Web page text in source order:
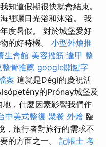
知道假期很快就會結束。
裡曬日光浴和沐浴。 我
度暑假。 對於城堡愛好
的好時機。 小型外燴推
生會館 美容撥筋 逢甲 整
整骨推薦 google關鍵字
案 這就是Dégi的慶祝活
的Prónay城堡及
，什麼因素影響我們作
中美式整復 聚餐 外燴 臨
，旅行者對旅行的需求不
的方面之一。 記帳士 考